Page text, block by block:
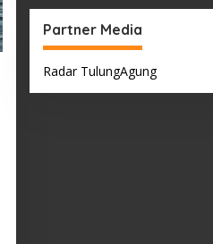
Partner Media
Radar TulungAgung